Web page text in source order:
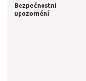
Bezpečnostní
upozornění